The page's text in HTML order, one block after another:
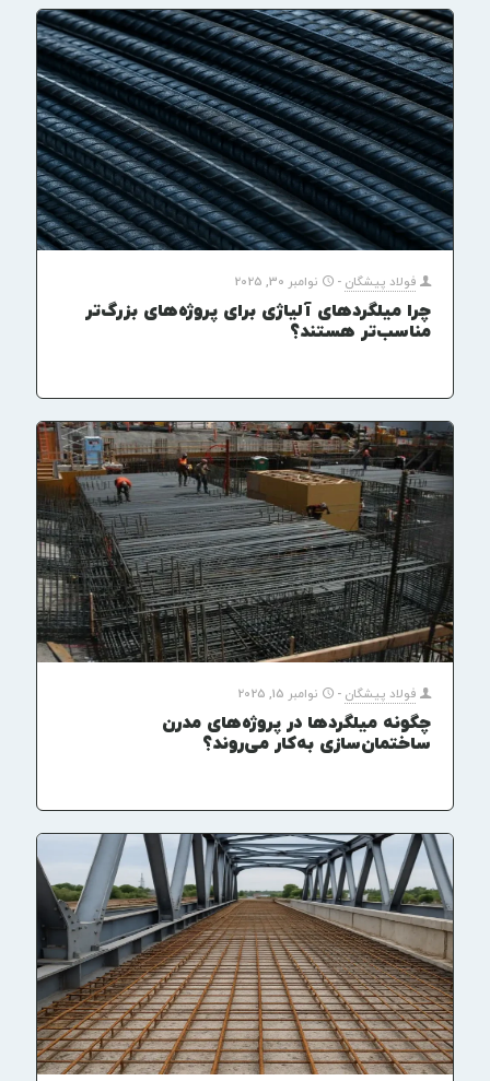
فولاد پیشگان - نوامبر 30, 2025
چرا میلگردهای آلیاژی برای پروژه‌های بزرگ‌تر
مناسب‌تر هستند؟
فولاد پیشگان - نوامبر 15, 2025
چگونه میلگردها در پروژه‌های مدرن
ساختمان‌سازی به‌کار می‌روند؟